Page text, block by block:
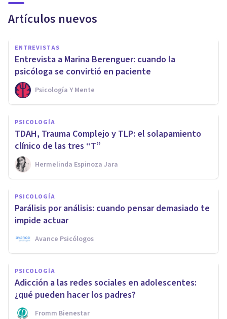
Artículos nuevos
ENTREVISTAS
Entrevista a Marina Berenguer: cuando la
psicóloga se convirtió en paciente
Psicología Y Mente
PSICOLOGÍA
TDAH, Trauma Complejo y TLP: el solapamiento
clínico de las tres “T”
Hermelinda Espinoza Jara
PSICOLOGÍA
Parálisis por análisis: cuando pensar demasiado te
impide actuar
Avance Psicólogos
PSICOLOGÍA
Adicción a las redes sociales en adolescentes:
¿qué pueden hacer los padres?
Fromm Bienestar